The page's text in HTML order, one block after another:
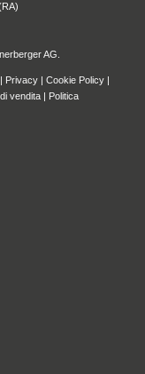
AG.
| Privacy | Cookie Policy |
vendita | Politica